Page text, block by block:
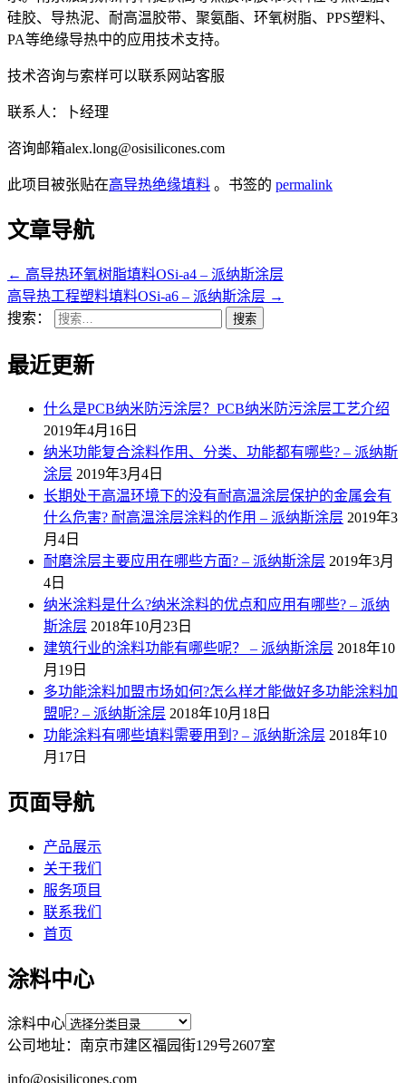
硅胶、导热泥、耐高温胶带、聚氨酯、环氧树脂、PPS塑料、
PA等绝缘导热中的应用技术支持。
技术咨询与索样可以联系网站客服
联系人：卜经理
咨询邮箱alex.long@osisilicones.com
此项目被张贴在高导热绝缘填料 。书签的 permalink
文章导航
← 高导热环氧树脂填料OSi-a4 – 派纳斯涂层
高导热工程塑料填料OSi-a6 – 派纳斯涂层 →
搜索：
最近更新
什么是PCB纳米防污涂层？PCB纳米防污涂层工艺介绍
2019年4月16日
纳米功能复合涂料作用、分类、功能都有哪些? – 派纳斯
涂层 2019年3月4日
长期处于高温环境下的没有耐高温涂层保护的金属会有
什么危害? 耐高温涂层涂料的作用 – 派纳斯涂层 2019年3
月4日
耐磨涂层主要应用在哪些方面? – 派纳斯涂层 2019年3月
4日
纳米涂料是什么?纳米涂料的优点和应用有哪些? – 派纳
斯涂层 2018年10月23日
建筑行业的涂料功能有哪些呢？ – 派纳斯涂层 2018年10
月19日
多功能涂料加盟市场如何?怎么样才能做好多功能涂料加
盟呢? – 派纳斯涂层 2018年10月18日
功能涂料有哪些填料需要用到? – 派纳斯涂层 2018年10
月17日
页面导航
产品展示
关于我们
服务项目
联系我们
首页
涂料中心
涂料中心
公司地址：南京市建区福园街129号2607室
info@osisilicones.com